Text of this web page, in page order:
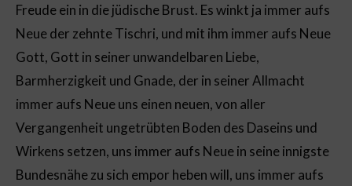
Freude ein in die jüdische Brust. Es winkt ja immer aufs
Neue der zehnte Tischri, und mit ihm immer aufs Neue
Gott, Gott in seiner unwandelbaren Liebe,
Barmherzigkeit und Gnade, der in seiner Allmacht
immer aufs Neue uns einen neuen, von aller
Vergangenheit ungetrübten Boden des Daseins und
Wirkens setzen, uns immer aufs Neue in seine innigste
Bundesnähe zu sich empor heben will, uns immer aufs